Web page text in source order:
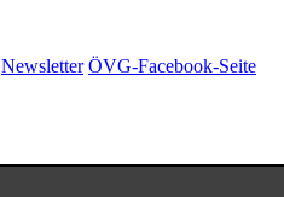
Newsletter ÖVG-Facebook-Seite